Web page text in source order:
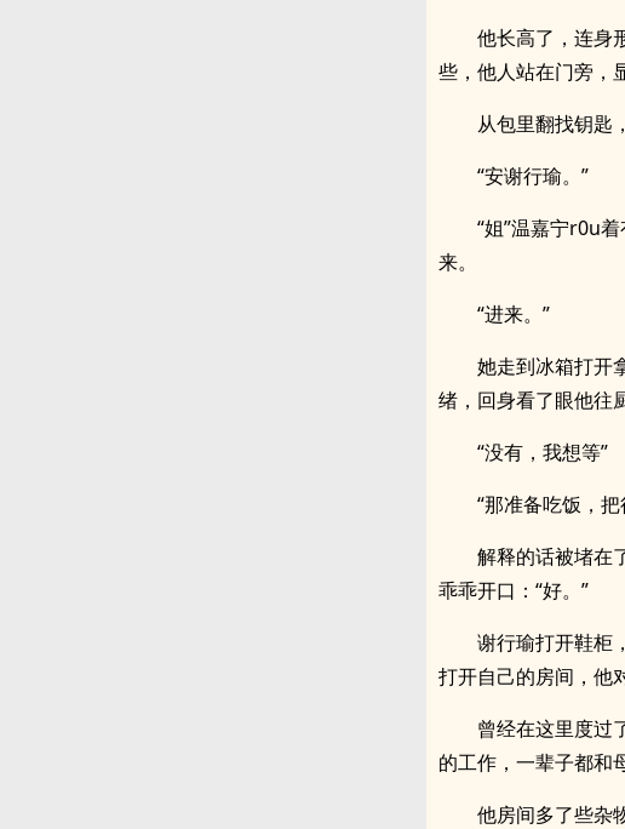
他长高了，连身
些，他人站在门旁，
从包里翻找钥匙
“安谢行瑜。”
“姐”温嘉宁r0u
来。
“进来。”
她走到冰箱打开
绪，回身看了眼他往
“没有，我想等”
“那准备吃饭，
解释的话被堵在
乖乖开口：“好。”
谢行瑜打开鞋柜
打开自己的房间，他
曾经在这里度过
的工作，一辈子都和
他房间多了些杂